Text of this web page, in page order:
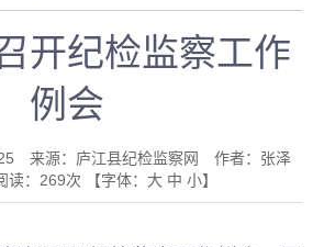
开纪检监察工作
例会
来源：庐江县纪检监察网 作者：张泽
： 269次 【字体： 大 中 小】